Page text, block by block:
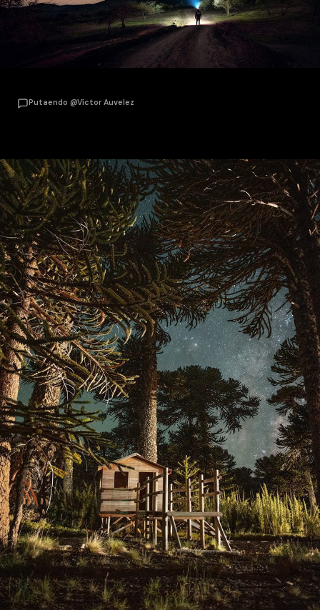
Putaendo @Víctor Auvelez